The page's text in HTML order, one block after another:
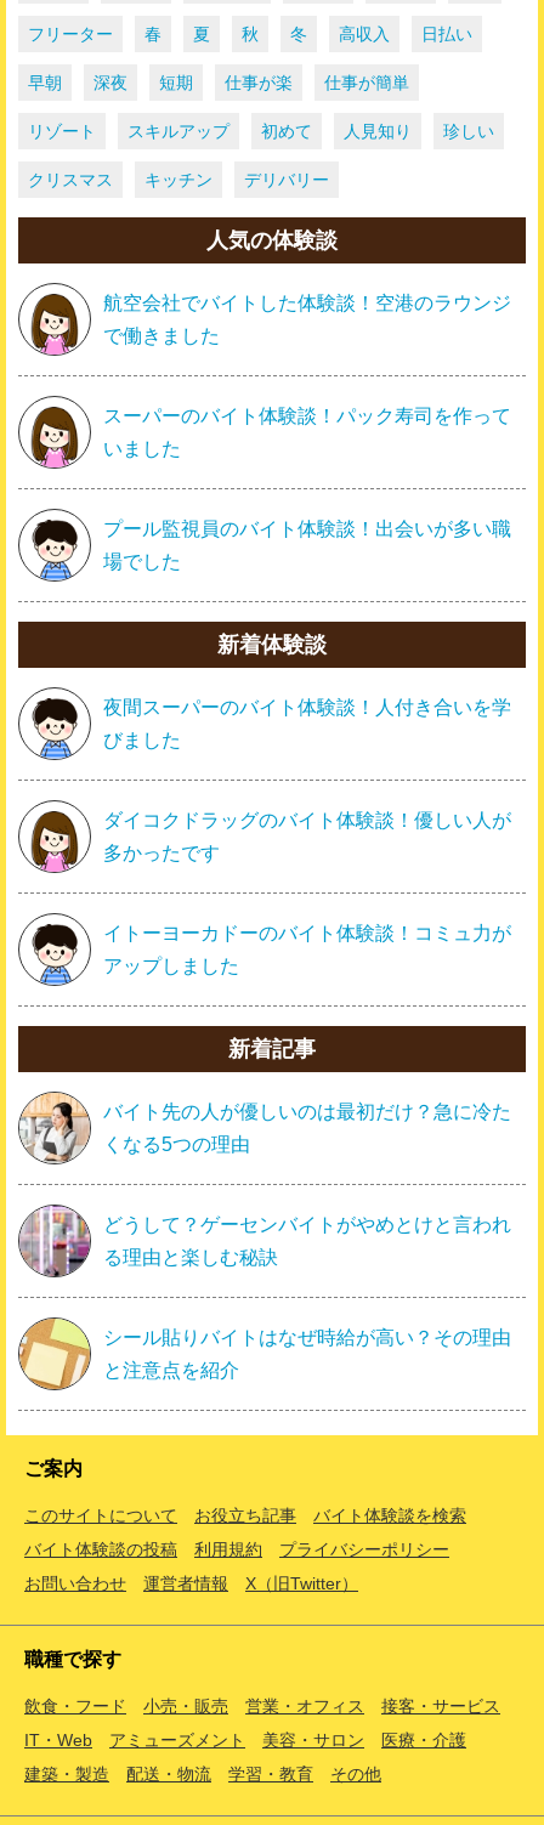
フリーター 春 夏 秋 冬 高収入 日払い
早朝 深夜 短期 仕事が楽 仕事が簡単
リゾート スキルアップ 初めて 人見知り 珍しい
クリスマス キッチン デリバリー
人気の体験談
航空会社でバイトした体験談！空港のラウンジ
で働きました
スーパーのバイト体験談！パック寿司を作って
いました
プール監視員のバイト体験談！出会いが多い職
場でした
新着体験談
夜間スーパーのバイト体験談！人付き合いを学
びました
ダイコクドラッグのバイト体験談！優しい人が
多かったです
イトーヨーカドーのバイト体験談！コミュ力が
アップしました
新着記事
バイト先の人が優しいのは最初だけ？急に冷た
くなる5つの理由
どうして？ゲーセンバイトがやめとけと言われ
る理由と楽しむ秘訣
シール貼りバイトはなぜ時給が高い？その理由
と注意点を紹介
ご案内
このサイトについて お役立ち記事
バイト体験談を検索
バイト体験談の投稿
利用規約
プライバシーポリシー
お問い合わせ
運営者情報 X（旧Twitter）
職種で探す
飲食・フード 小売・販売 営業・オフィス
接客・サービス
IT・Web
アミューズメント 美容・サロン
医療・介護
建築・製造
配送・物流 学習・教育 その他